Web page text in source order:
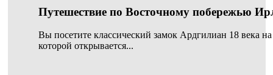
Путешествие по Восточному побережью
Вы посетите классический замок Ардгилиан 18 века
которой открывается...